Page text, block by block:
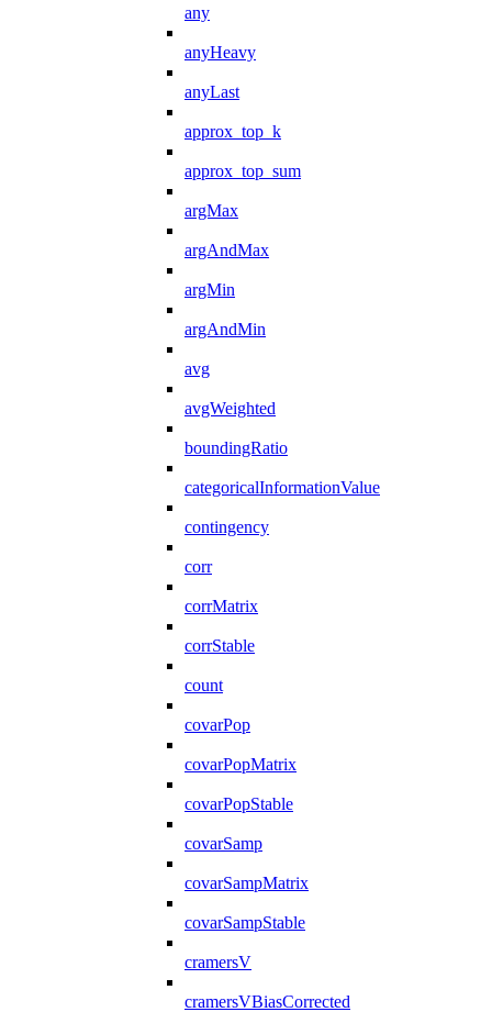
any
anyHeavy
anyLast
approx_top_k
approx_top_sum
argMax
argAndMax
argMin
argAndMin
avg
avgWeighted
boundingRatio
categoricalInformationValue
contingency
corr
corrMatrix
corrStable
count
covarPop
covarPopMatrix
covarPopStable
covarSamp
covarSampMatrix
covarSampStable
cramersV
cramersVBiasCorrected